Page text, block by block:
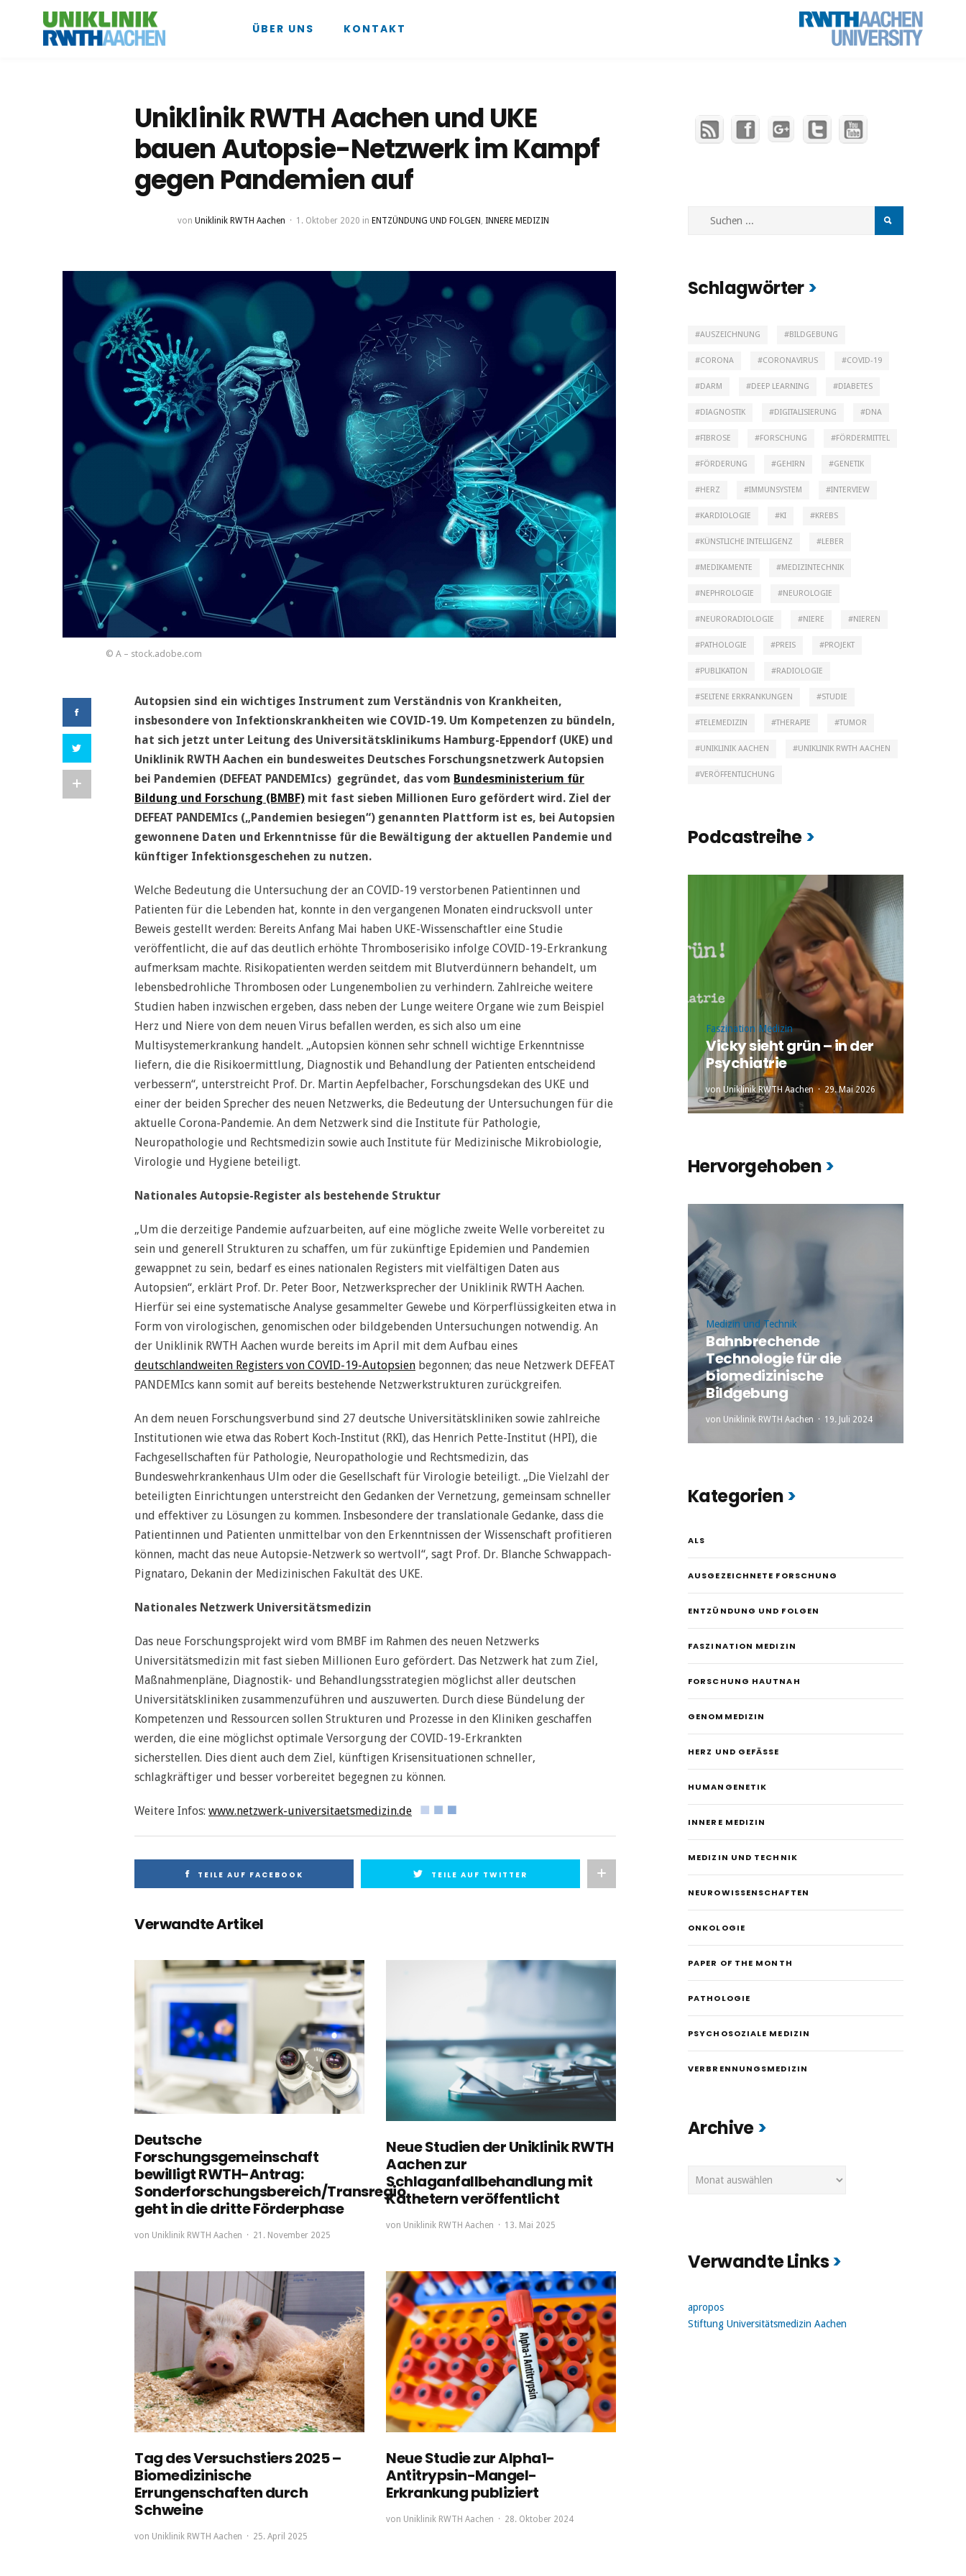
ÜBER UNS KONTAKT
Uniklinik RWTH Aachen und UKE
bauen Autopsie-Netzwerk im Kampf
gegen Pandemien auf
von Uniklinik RWTH Aachen 1. Oktober 2020 in ENTZÜNDUNG UND FOLGEN , INNERE MEDIZIN
© A – stock.adobe.com
Autopsien sind ein wichtiges Instrument zum Verständnis von Krankheiten,
insbesondere von Infektionskrankheiten wie COVID-19. Um Kompetenzen zu bündeln,
hat sich jetzt unter Leitung des Universitätsklinikums Hamburg-Eppendorf (UKE) und
Uniklinik RWTH Aachen ein bundesweites Deutsches Forschungsnetzwerk Autopsien
bei Pandemien (DEFEAT PANDEMIcs) gegründet, das vom Bundesministerium für
Bildung und Forschung (BMBF) mit fast sieben Millionen Euro gefördert wird. Ziel der
DEFEAT PANDEMIcs („Pandemien besiegen“) genannten Plattform ist es, bei Autopsien
gewonnene Daten und Erkenntnisse für die Bewältigung der aktuellen Pandemie und
künftiger Infektionsgeschehen zu nutzen.
Welche Bedeutung die Untersuchung der an COVID-19 verstorbenen Patientinnen und
Patienten für die Lebenden hat, konnte in den vergangenen Monaten eindrucksvoll unter
Beweis gestellt werden: Bereits Anfang Mai haben UKE-Wissenschaftler eine Studie
veröffentlicht, die auf das deutlich erhöhte Thromboserisiko infolge COVID-19-Erkrankung
aufmerksam machte. Risikopatienten werden seitdem mit Blutverdünnern behandelt, um
lebensbedrohliche Thrombosen oder Lungenembolien zu verhindern. Zahlreiche weitere
Studien haben inzwischen ergeben, dass neben der Lunge weitere Organe wie zum Beispiel
Herz und Niere von dem neuen Virus befallen werden, es sich also um eine
Multisystemerkrankung handelt. „Autopsien können sehr schnell wichtige Erkenntnisse
liefern, die die Risikoermittlung, Diagnostik und Behandlung der Patienten entscheidend
verbessern“, unterstreicht Prof. Dr. Martin Aepfelbacher, Forschungsdekan des UKE und
einer der beiden Sprecher des neuen Netzwerks, die Bedeutung der Untersuchungen für die
aktuelle Corona-Pandemie. An dem Netzwerk sind die Institute für Pathologie,
Neuropathologie und Rechtsmedizin sowie auch Institute für Medizinische Mikrobiologie,
Virologie und Hygiene beteiligt.
Nationales Autopsie-Register als bestehende Struktur
„Um die derzeitige Pandemie aufzuarbeiten, auf eine mögliche zweite Welle vorbereitet zu
sein und generell Strukturen zu schaffen, um für zukünftige Epidemien und Pandemien
gewappnet zu sein, bedarf es eines nationalen Registers mit vielfältigen Daten aus
Autopsien“, erklärt Prof. Dr. Peter Boor, Netzwerksprecher der Uniklinik RWTH Aachen.
Hierfür sei eine systematische Analyse gesammelter Gewebe und Körperflüssigkeiten etwa in
Form von virologischen, genomischen oder bildgebenden Untersuchungen notwendig. An
der Uniklinik RWTH Aachen wurde bereits im April mit dem Aufbau eines
deutschlandweiten Registers von COVID-19-Autopsien begonnen; das neue Netzwerk DEFEAT
PANDEMIcs kann somit auf bereits bestehende Netzwerkstrukturen zurückgreifen.
An dem neuen Forschungsverbund sind 27 deutsche Universitätskliniken sowie zahlreiche
Institutionen wie etwa das Robert Koch-Institut (RKI), das Henrich Pette-Institut (HPI), die
Fachgesellschaften für Pathologie, Neuropathologie und Rechtsmedizin, das
Bundeswehrkrankenhaus Ulm oder die Gesellschaft für Virologie beteiligt. „Die Vielzahl der
beteiligten Einrichtungen unterstreicht den Gedanken der Vernetzung, gemeinsam schneller
und effektiver zu Lösungen zu kommen. Insbesondere der translationale Gedanke, dass die
Patientinnen und Patienten unmittelbar von den Erkenntnissen der Wissenschaft profitieren
können, macht das neue Autopsie-Netzwerk so wertvoll“, sagt Prof. Dr. Blanche Schwappach-
Pignataro, Dekanin der Medizinischen Fakultät des UKE.
Nationales Netzwerk Universitätsmedizin
Das neue Forschungsprojekt wird vom BMBF im Rahmen des neuen Netzwerks
Universitätsmedizin mit fast sieben Millionen Euro gefördert. Das Netzwerk hat zum Ziel,
Maßnahmenpläne, Diagnostik- und Behandlungsstrategien möglichst aller deutschen
Universitätskliniken zusammenzuführen und auszuwerten. Durch diese Bündelung der
Kompetenzen und Ressourcen sollen Strukturen und Prozesse in den Kliniken geschaffen
werden, die eine möglichst optimale Versorgung der COVID-19-Erkrankten
sicherstellen. Dies dient auch dem Ziel, künftigen Krisensituationen schneller,
schlagkräftiger und besser vorbereitet begegnen zu können.
Weitere Infos: www.netzwerk-universitaetsmedizin.de
TEILE AUF FACEBOOK TEILE AUF TWITTER
Verwandte Artikel
Deutsche
Forschungsgemeinschaft
bewilligt RWTH-Antrag:
Sonderforschungsbereich/Transregio
geht in die dritte Förderphase
von Uniklinik RWTH Aachen 21. November 2025
Neue Studien der Uniklinik RWTH
Aachen zur
Schlaganfallbehandlung mit
Kathetern veröffentlicht
von Uniklinik RWTH Aachen 13. Mai 2025
Tag des Versuchstiers 2025 –
Biomedizinische
Errungenschaften durch
Schweine
von Uniklinik RWTH Aachen 25. April 2025
Neue Studie zur Alpha1-
Antitrypsin-Mangel-
Erkrankung publiziert
von Uniklinik RWTH Aachen 28. Oktober 2024
Schlagwörter
AUSZEICHNUNG BILDGEBUNG
CORONA CORONAVIRUS COVID-19
DARM DEEP LEARNING DIABETES
DIAGNOSTIK DIGITALISIERUNG DNA
FIBROSE FORSCHUNG FÖRDERMITTEL
FÖRDERUNG GEHIRN GENETIK
HERZ IMMUNSYSTEM INTERVIEW
KARDIOLOGIE KI KREBS
KÜNSTLICHE INTELLIGENZ LEBER
MEDIKAMENTE MEDIZINTECHNIK
NEPHROLOGIE NEUROLOGIE
NEURORADIOLOGIE NIERE NIEREN
PATHOLOGIE PREIS PROJEKT
PUBLIKATION RADIOLOGIE
SELTENE ERKRANKUNGEN STUDIE
TELEMEDIZIN THERAPIE TUMOR
UNIKLINIK AACHEN UNIKLINIK RWTH AACHEN
VERÖFFENTLICHUNG
Podcastreihe
Faszination Medizin
Vicky sieht grün – in der
Psychiatrie
von Uniklinik RWTH Aachen 29. Mai 2026
Hervorgehoben
Medizin und Technik
Bahnbrechende
Technologie für die
biomedizinische
Bildgebung
von Uniklinik RWTH Aachen 19. Juli 2024
Kategorien
ALS
AUSGEZEICHNETE FORSCHUNG
ENTZÜNDUNG UND FOLGEN
FASZINATION MEDIZIN
FORSCHUNG HAUTNAH
GENOMMEDIZIN
HERZ UND GEFÄSSE
HUMANGENETIK
INNERE MEDIZIN
MEDIZIN UND TECHNIK
NEUROWISSENSCHAFTEN
ONKOLOGIE
PAPER OF THE MONTH
PATHOLOGIE
PSYCHOSOZIALE MEDIZIN
VERBRENNUNGSMEDIZIN
Archive
Verwandte Links
apropos
Stiftung Universitätsmedizin Aachen